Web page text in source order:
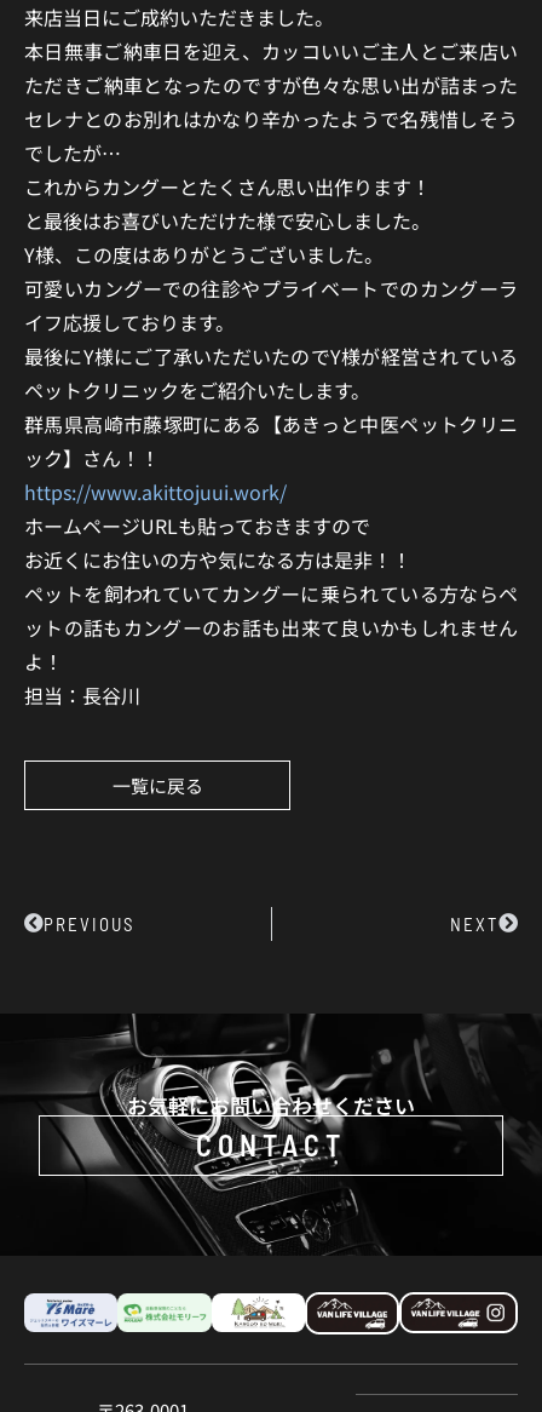
来店当日にご成約いただきました。
本日無事ご納車日を迎え、カッコいいご主人とご来店い
ただきご納車となったのですが色々な思い出が詰まった
セレナとのお別れはかなり辛かったようで名残惜しそう
でしたが…
これからカングーとたくさん思い出作ります！
と最後はお喜びいただけた様で安心しました。
Y様、この度はありがとうございました。
可愛いカングーでの往診やプライベートでのカングーラ
イフ応援しております。
最後にY様にご了承いただいたのでY様が経営されている
ペットクリニックをご紹介いたします。
群馬県高崎市藤塚町にある【あきっと中医ペットクリニ
ック】さん！！
https://www.akittojuui.work/
ホームページURLも貼っておきますので
お近くにお住いの方や気になる方は是非！！
ペットを飼われていてカングーに乗られている方ならペ
ットの話もカングーのお話も出来て良いかもしれません
よ！
担当：長谷川
一覧に戻る
PrevPREVIOUS NEXTNext
お気軽にお問い合わせください
CONTACT